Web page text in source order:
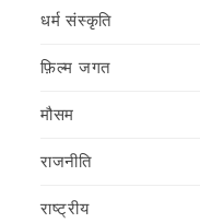
धर्म संस्कृति
फ़िल्‍म जगत
मौसम
राजनीति
राष्ट्रीय